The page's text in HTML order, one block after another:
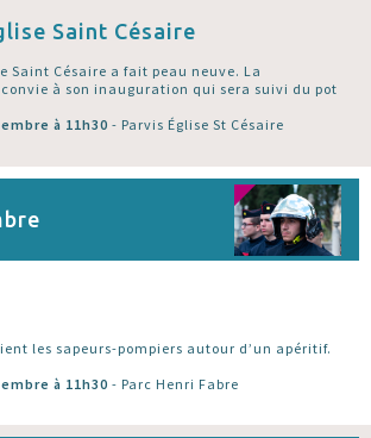
Saint Césaire
Saint Césaire a fait peau neuve. La
à son inauguration qui sera suivi du pot
à 11h30 - Parvis Église St Césaire
les sapeurs-pompiers autour d’un apéritif.
à 11h30 - Parc Henri Fabre